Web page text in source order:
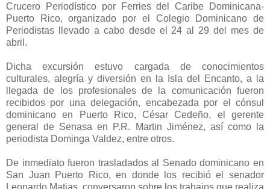
Crucero Periodístico por Ferries del Caribe Dominicana-
Puerto Rico, organizado por el Colegio Dominicano de
Periodistas llevado a cabo desde el 24 al 29 del mes de
abril.
Dicha excursión estuvo cargada de conocimientos
culturales, alegría y diversión en la Isla del Encanto, a la
llegada de los profesionales de la comunicación fueron
recibidos por una delegación, encabezada por el cónsul
dominicano en Puerto Rico, César Cedeño, el gerente
general de Senasa en P.R. Martin Jiménez, así como la
periodista Dominga Valdez, entre otros.
De inmediato fueron trasladados al Senado dominicano en
San Juan Puerto Rico, en donde los recibió el senador
Leonardo Matias, conversaron sobre los trabajos que realiza